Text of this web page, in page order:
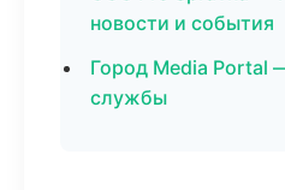
новости и события
Город Media Portal
службы